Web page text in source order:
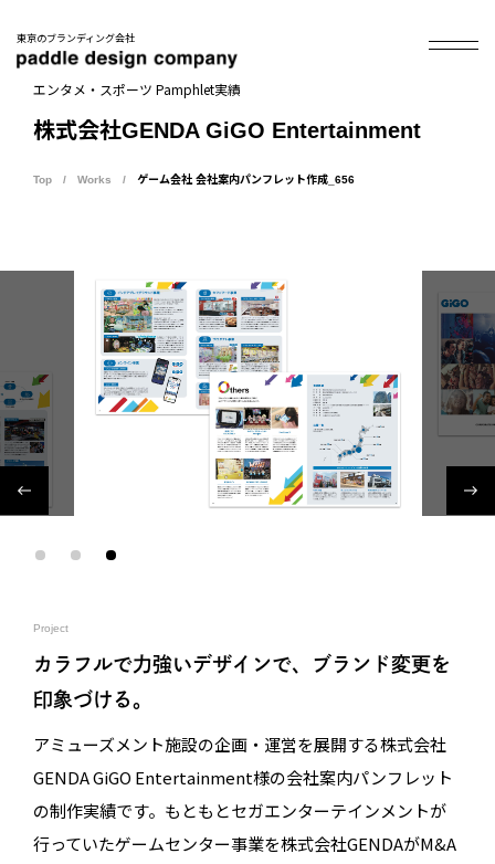
東京のブランディング会社
エンタメ・スポーツ Pamphlet実績
株式会社GENDA GiGO Entertainment
Top Works ゲーム会社 会社案内パンフレット作成_656
Project
カラフルで力強いデザインで、ブランド変更を
印象づける。
アミューズメント施設の企画・運営を展開する株式会社
GENDA GiGO Entertainment様の会社案内パンフレット
の制作実績です。もともとセガエンターテインメントが
行っていたゲームセンター事業を株式会社GENDAがM&A